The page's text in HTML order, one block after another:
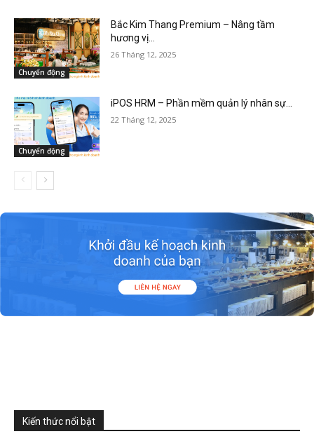
Chuyển động
Bắc Kim Thang Premium – Nâng tầm
hương vị...
26 Tháng 12, 2025
Chuyển động
iPOS HRM – Phần mềm quản lý nhân sự...
22 Tháng 12, 2025
Kiến thức nổi bật